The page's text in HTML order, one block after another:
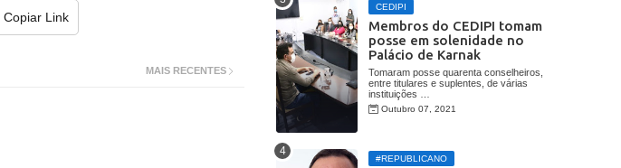
Copiar Link
MAIS RECENTES
CEDIPI
Membros do CEDIPI tomam
posse em solenidade no
Palácio de Karnak
Tomaram posse quarenta conselheiros,
entre titulares e suplentes, de várias
instituições …
Outubro 07, 2021
#REPUBLICANO